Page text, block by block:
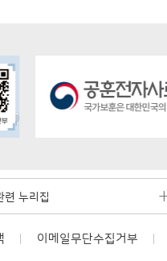
련 누리집
이메일무단수집거부